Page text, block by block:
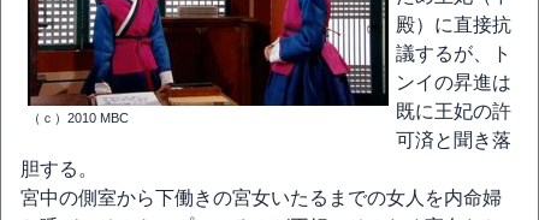
（ｃ）2010 MBC
殿）に直接抗
議するが、ト
ンイの昇進は
既に王妃の許
可済と聞き落
胆する。
宮中の側室から下働きの宮女いたるまでの女人を内命婦